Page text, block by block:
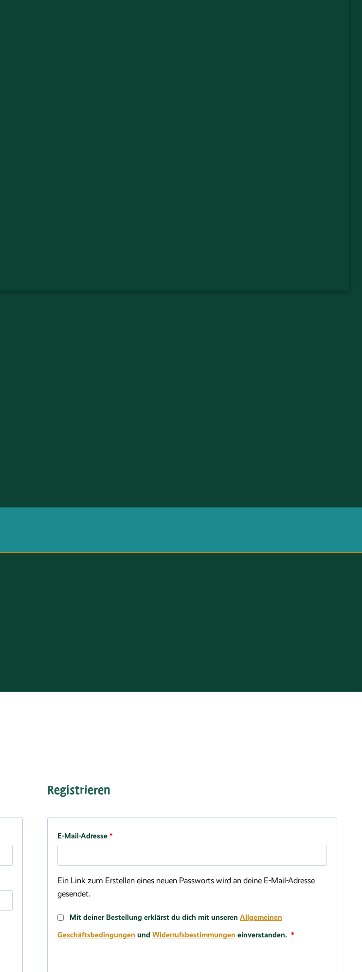
Registrieren
E-Mail-Adresse *Erforderlich
Ein Link zum Erstellen eines neuen Passworts wird an deine E-Mail-Adresse
gesendet.
Mit deiner Bestellung erklärst du dich mit unseren Allgemeinen
Geschäftsbedingungen und Widerrufsbestimmungen einverstanden. *Erforderlich